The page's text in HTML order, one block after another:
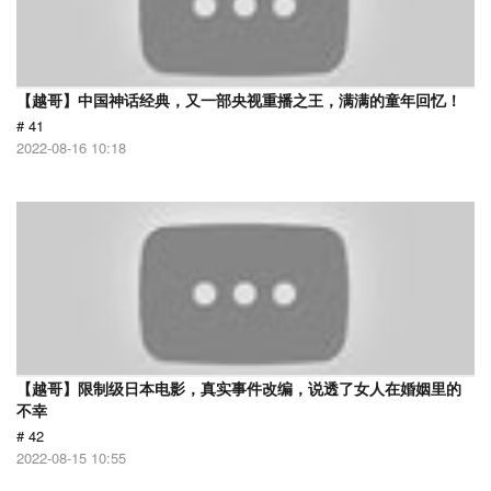
【越哥】中国神话经典，又一部央视重播之王，满满的童年回忆！
# 41
2022-08-16 10:18
【越哥】限制级日本电影，真实事件改编，说透了女人在婚姻里的
不幸
# 42
2022-08-15 10:55